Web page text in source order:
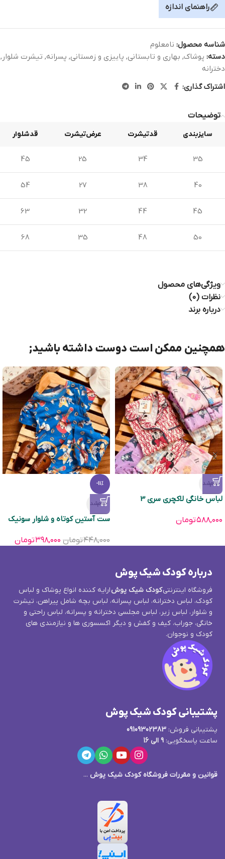
راهنمای اندازه
شناسه محصول: نامعلوم
دسته: پوشاک, بهاری و تابستانی, پاییزی و زمستانی, پسرانه, تیشرت شلوار ,
دخترانه
اشتراک گذاری:
توضیحات
سایزبندی قدتیشرت عرض‌تیشرت قدشلوار
35
34
25
45
40
38
27
54
45
44
32
63
50
48
35
68
ویژگی‌های محصول
نظرات (0)
درباره برند
همچنین ممکن است دوست داشته باشید;
تمام‌شد
لباس خانگی لاکچری سری 3
۵۸۸,۰۰۰تومان
-11%
تمام‌شد
ست آستین کوتاه و شلوار سونیک
۴۴۸,۰۰۰تومان ۳۹۸,۰۰۰تومان
درباره کودک شیک پوش
فروشگاه اینترنتیکودک شیک پوشارایه کننده انواع پوشاک و لباس
کودک، لباس دخترانه، لباس پسرانه، لباس بچه شامل پیراهن، تیشرت
و شلوار، لباس زیر، لباس مجلسی دخترانه و پسرانه، لباس راحتی و
خانگی، جوراب، کیف و کفش و دیگر اکسسوری ها و نیازمندی های
کودک و نوجوان.
پشتیبانی کودک شیک پوش
پشتیبانی فروش: 09109302383
ساعت پاسخگویی: 9 الی 16
قوانین و مقررات فروشگاه کودک شیک پوش ...